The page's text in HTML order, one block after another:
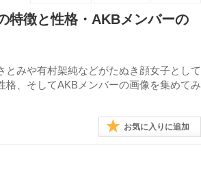
特徴と性格・AKBメンバーの
とみや有村架純などがたぬき顔女子として
、そしてAKBメンバーの画像を集めてみ
お気に入りに追加